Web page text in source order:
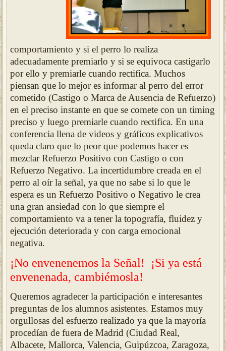
comportamiento y si el perro lo realiza
adecuadamente premiarlo y si se equivoca castigarlo
por ello y premiarle cuando rectifica. Muchos
piensan que lo mejor es informar al perro del error
cometido (Castigo o Marca de Ausencia de Refuerzo)
en el preciso instante en que se comete con un timing
preciso y luego premiarle cuando rectifica. En una
conferencia llena de videos y gráficos explicativos
queda claro que lo peor que podemos hacer es
mezclar Refuerzo Positivo con Castigo o con
Refuerzo Negativo. La incertidumbre creada en el
perro al oír la señal, ya que no sabe si lo que le
espera es un Refuerzo Positivo o Negativo le crea
una gran ansiedad con lo que siempre el
comportamiento va a tener la topografía, fluidez y
ejecución deteriorada y con carga emocional
negativa.
¡No envenenemos la Señal! ¡Si ya está
envenenada, cambiémosla!
Queremos agradecer la participación e interesantes
preguntas de los alumnos asistentes. Estamos muy
orgullosas del esfuerzo realizado ya que la mayoría
procedían de fuera de Madrid (Ciudad Real,
Albacete, Mallorca, Valencia, Guipúzcoa, Zaragoza,